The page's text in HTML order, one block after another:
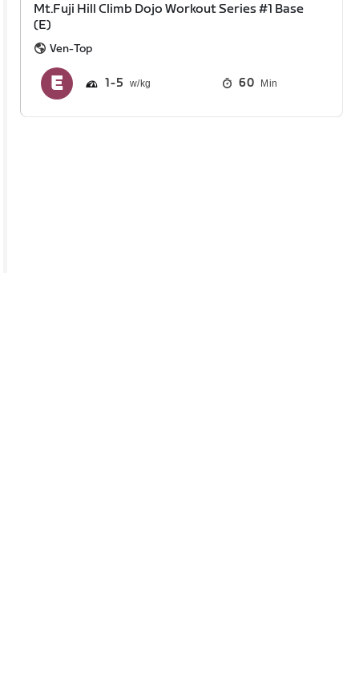
Mt.Fuji Hill Climb Dojo Workout Series #1 Base
(E)
Ven-Top
1 5 60 Min